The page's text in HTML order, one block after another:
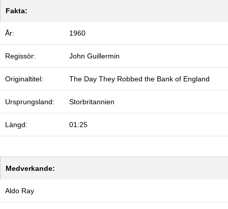
Fakta:
År: 1960
Regissör: John Guillermin
Originaltitel: The Day They Robbed the Bank of England
Ursprungsland: Storbritannien
Längd: 01:25
Medverkande:
Aldo Ray